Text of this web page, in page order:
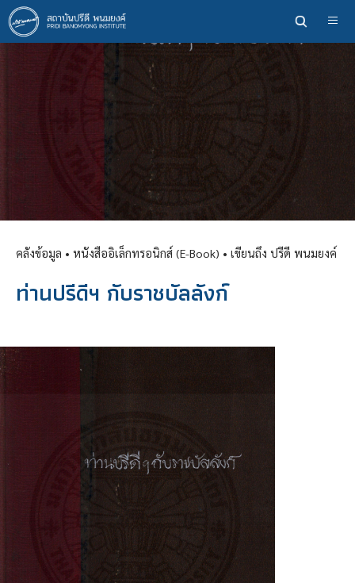
ข้าม
ไป
ยัง
คลังข้อมูล • หนังสืออิเล็กทรอนิกส์ (E-Book) • เขียนถึง ปรีดี พนมยงค์
ท่านปรีดีฯ กับราชบัลลังก์